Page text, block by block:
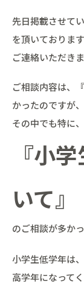
先日掲載させて
を頂いております
ご連絡いただき
ご相談内容は、『
かったのですが、
その中でも特に、
『小
いて』
のご相談が多か
小学生低学年は
高学年になって